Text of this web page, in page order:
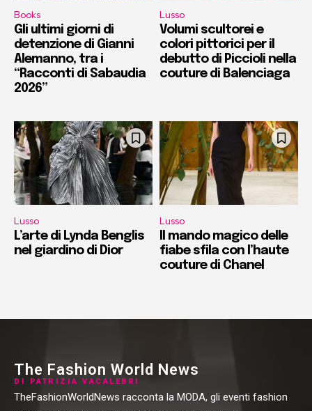
Books
Gli ultimi giorni di
detenzione di Gianni
Alemanno, tra i
“Racconti di Sabaudia
2026”
Lusso
Volumi scultorei e
colori pittorici per il
debutto di Piccioli nella
couture di Balenciaga
Lusso
L’arte di Lynda Benglis
nel giardino di Dior
Lusso
Il mando magico delle
fiabe sfila con l’haute
couture di Chanel
The Fashion World News
DI PATRIZIA VACALEBRI
TheFashionWorldNews racconta la MODA, gli eventi fashion